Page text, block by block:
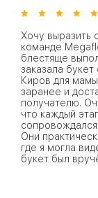
Хочу выразить
команде
блестяще
заказала букет
Киров для
заранее и
получателю.
что каждый
Они
где я могла
букет был